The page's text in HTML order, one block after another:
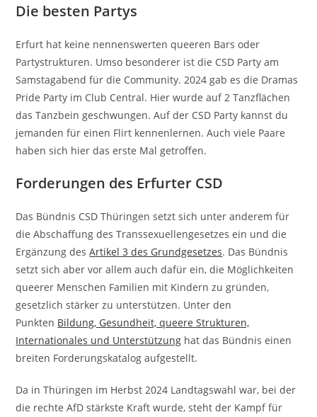
Die besten Partys
Erfurt hat keine nennenswerten queeren Bars oder
Partystrukturen. Umso besonderer ist die CSD Party am
Samstagabend für die Community. 2024 gab es die Dramas
Pride Party im Club Central. Hier wurde auf 2 Tanzflächen
das Tanzbein geschwungen. Auf der CSD Party kannst du
jemanden für einen Flirt kennenlernen. Auch viele Paare
haben sich hier das erste Mal getroffen.
Forderungen des Erfurter CSD
Das Bündnis CSD Thüringen setzt sich unter anderem für
die Abschaffung des Transsexuellengesetzes ein und die
Ergänzung desArtikel 3 des Grundgesetzes. Das Bündnis
setzt sich aber vor allem auch dafür ein, die Möglichkeiten
queerer Menschen Familien mit Kindern zu gründen,
gesetzlich stärker zu unterstützen. Unter den
Punkten Bildung, Gesundheit, queere Strukturen,
Internationales und Unterstützung hat das Bündnis einen
breiten Forderungskatalog aufgestellt.
Da in Thüringen im Herbst 2024 Landtagswahl war, bei der
die rechte AfD stärkste Kraft wurde, steht der Kampf für